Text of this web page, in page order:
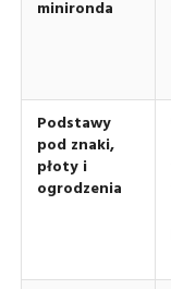
minironda
Podstawy
pod znaki,
płoty i
ogrodzenia